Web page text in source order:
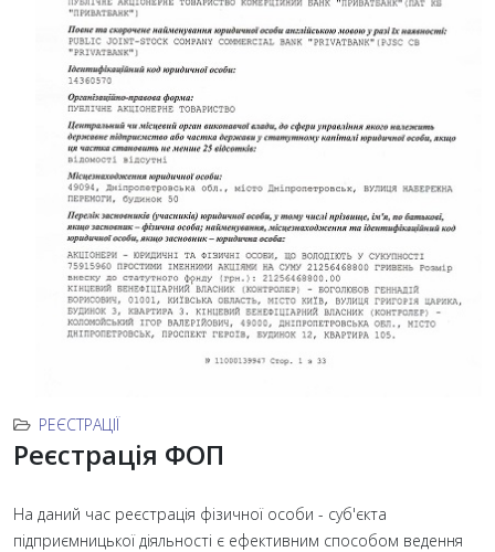
РЕЄСТРАЦІЇ
Реєстрація ФОП
На даний час реєстрація фізичної особи - суб'єкта
підприємницької діяльності є ефективним способом ведення